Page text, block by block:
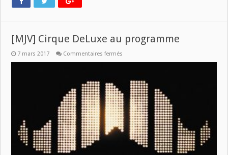
[MJV] Cirque DeLuxe au programme
7 mars 2017 Commentaires fermés
programme